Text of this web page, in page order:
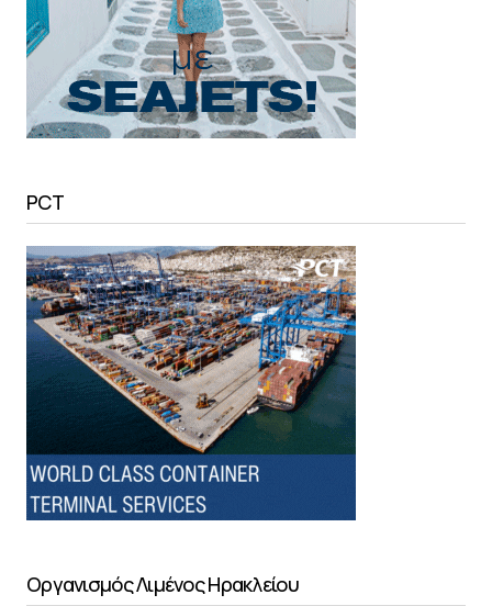
PCT
Οργανισμός Λιμένος Ηρακλείου